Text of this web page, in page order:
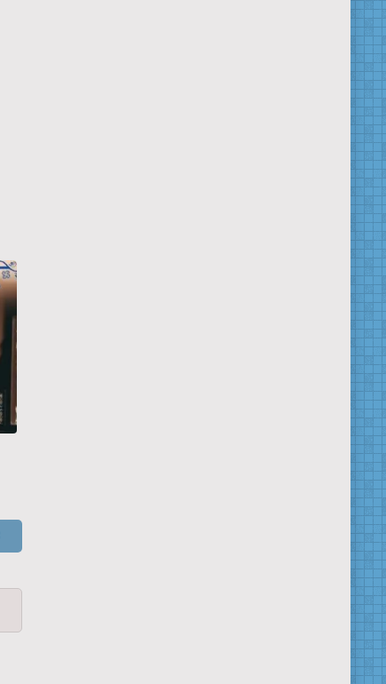
Только ты